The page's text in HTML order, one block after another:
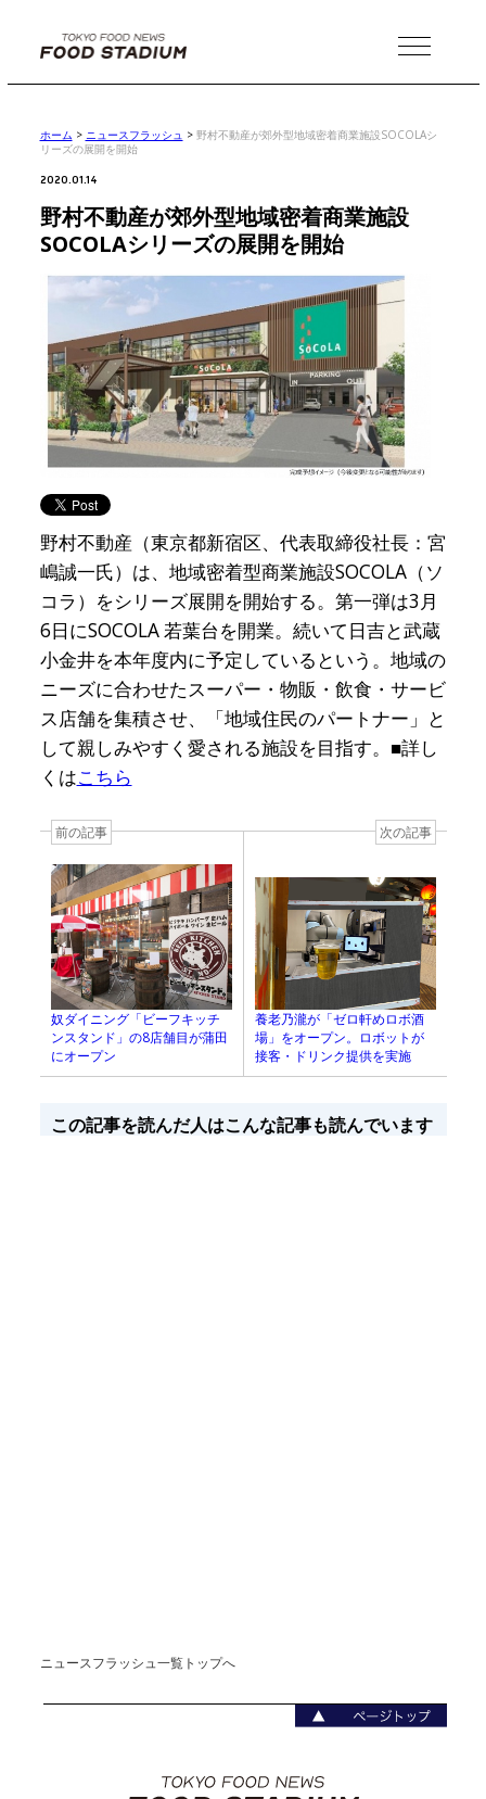
MENU
ホーム > ニュースフラッシュ > 野村不動産が郊外型地域密着商業施設SOCOLAシ
リーズの展開を開始
2020.01.14
野村不動産が郊外型地域密着商業施設
SOCOLAシリーズの展開を開始
野村不動産（東京都新宿区、代表取締役社長：宮
嶋誠一氏）は、地域密着型商業施設SOCOLA（ソ
コラ）をシリーズ展開を開始する。第一弾は3月
6日にSOCOLA 若葉台を開業。続いて日吉と武蔵
小金井を本年度内に予定しているという。地域の
ニーズに合わせたスーパー・物販・飲食・サービ
ス店舗を集積させ、「地域住民のパートナー」と
して親しみやすく愛される施設を目指す。■詳し
くはこちら
前の記事
奴ダイニング「ビーフキッチ
ンスタンド」の8店舗目が蒲田
にオープン
次の記事
養老乃瀧が「ゼロ軒めロボ酒
場」をオープン。ロボットが
接客・ドリンク提供を実施
この記事を読んだ人はこんな記事も読んでいます
ニュースフラッシュ一覧トップへ